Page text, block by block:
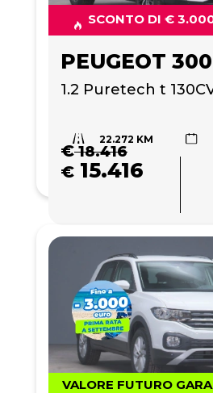
SCONTO DI €
PEUGEOT
1.2 Puretech t
22.272 KM
€18.416
€ 15.416
VALORE FUTURO